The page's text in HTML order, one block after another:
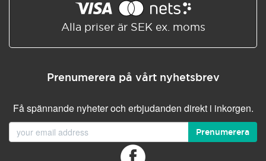
Alla priser är SEK ex. moms
Prenumerera på vårt nyhetsbrev
Få spännande nyheter och erbjudanden direkt i inkorgen.
Prenumerera